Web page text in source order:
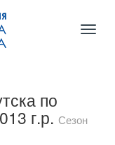
по
г.р. Сезон